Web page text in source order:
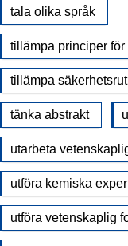
tala olika språk
tillämpa principer
tillämpa
tänka abstrakt
utarbeta
utföra kemiska
utföra vetenskaplig